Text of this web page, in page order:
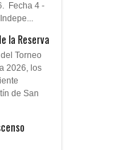
Fecha 4 -
la Reserva
Torneo
2026, los
de San